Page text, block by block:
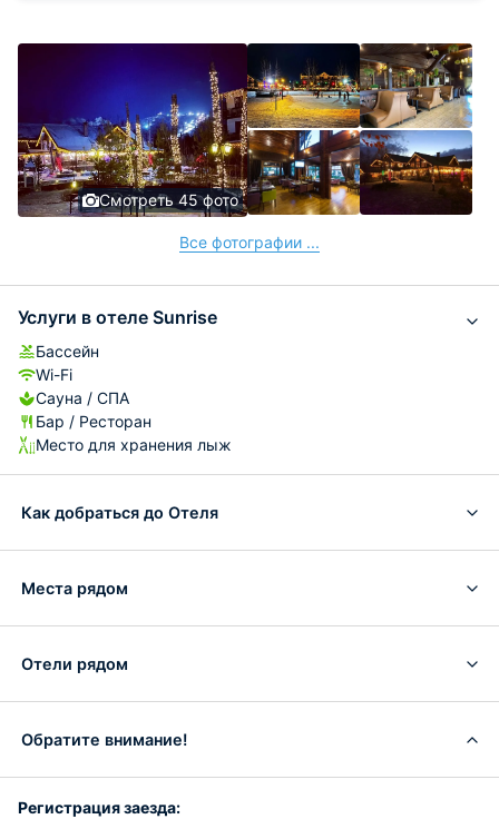
Смотреть 45 фото
Все фотографии ...
Услуги в отеле Sunrise
Бассейн
Wi-Fi
Сауна / СПА
Бар / Ресторан
Место для хранения лыж
Как добраться до Отеля
Места рядом
Отели рядом
Обратите внимание!
Регистрация заезда: